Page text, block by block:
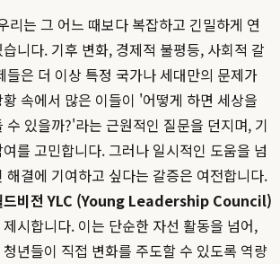
리는 그 어느 때보다 복잡하고 긴밀하게 연
니다. 기후 변화, 경제적 불평등, 사회적 갈
들은 더 이상 특정 국가나 세대만의 문제가
속에서 많은 이들이 '어떻게 하면 세상을
수 있을까?'라는 근원적인 질문을 던지며, 기
를 고민합니다. 그러나 일시적인 도움을 넘
해결에 기여하고 싶다는 갈증은 여전합니다.
드비전 YLC (Young Leadership Council)
시합니다. 이는 단순한 자선 활동을 넘어,
년들이 직접 변화를 주도할 수 있도록 역량